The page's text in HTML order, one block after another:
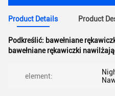
Product Details Product
Podkreślić: bawełniane
bawełniane rękawiczki
element: